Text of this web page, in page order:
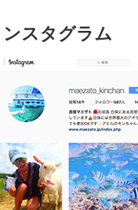
スタグラム